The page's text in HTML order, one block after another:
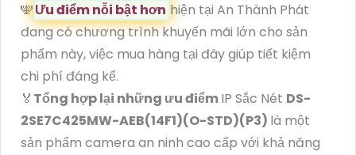
🕎Ưu điểm nỗi bật hơn hiện tại An Thành Phát
đang có chương trình khuyến mãi lớn cho sản
phẩm này, việc mua hàng tại đây giúp tiết kiệm
chi phí đáng kể.
️🏅 Tổng hợp lại những ưu điểmIP Sắc Nét DS-
2SE7C425MW-AEB(14F1)(O-STD)(P3) là một
sản phẩm camera an ninh cao cấp với khả năng